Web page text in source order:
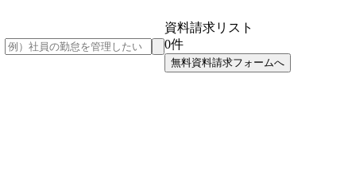
資料請求リスト
0件
無料資料請求フォームへ